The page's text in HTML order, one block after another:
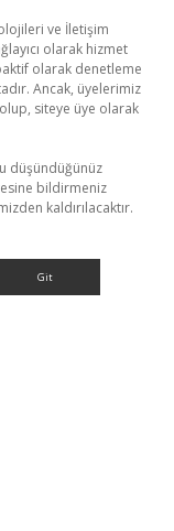
ve İletişim
olarak hizmet
olarak denetleme
Ancak, üyelerimiz
siteye üye olarak
düşündüğünüz
bildirmeniz
kaldırılacaktır.